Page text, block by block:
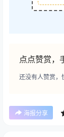
点点赞赏，
还没有人赞赏，
海报分享